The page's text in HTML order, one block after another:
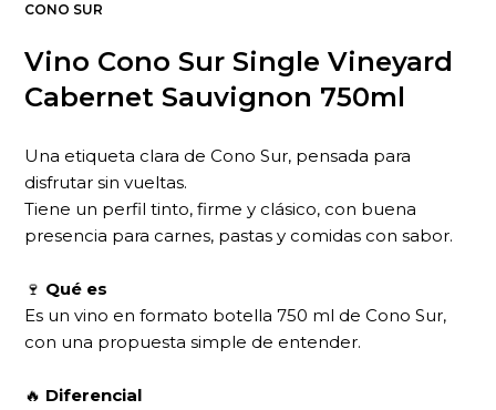
CONO SUR
Vino Cono Sur Single Vineyard
Cabernet Sauvignon 750ml
Una etiqueta clara de Cono Sur, pensada para
disfrutar sin vueltas.
Tiene un perfil tinto, firme y clásico, con buena
presencia para carnes, pastas y comidas con sabor.
🍷 Qué es
Es un vino en formato botella 750 ml de Cono Sur,
con una propuesta simple de entender.
🔥 Diferencial